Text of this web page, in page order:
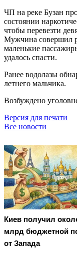
ЧП на реке Бузан
состоянии
чтобы перевезти
Мужчина совершил
маленькие
удалось спасти.
Ранее водолазы
летнего мальчика.
Возбуждено
Версия для печати
Все новости
Киев получил
млрд бюджетной
от Запада